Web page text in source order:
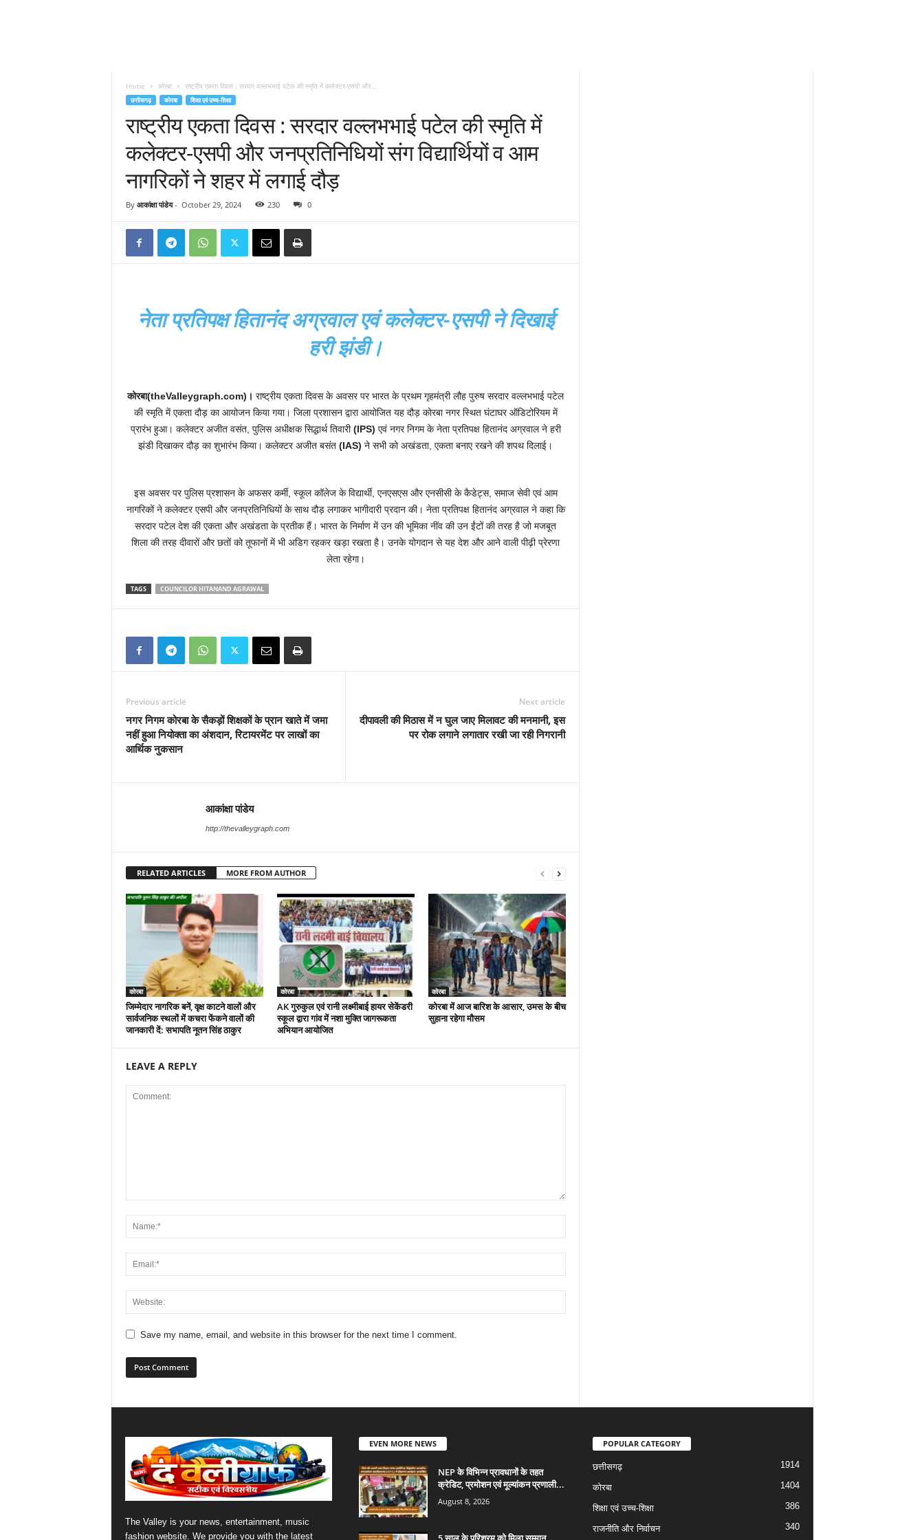
Home कोरबा राष्ट्रीय एकता दिवस : सरदार वल्लभभाई पटेल की स्मृति में कलेक्टर-एसपी और...
छत्तीसगढ़ कोरबा शिक्षा एवं उच्च-शिक्षा
राष्ट्रीय एकता दिवस : सरदार वल्लभभाई पटेल की स्मृति में
कलेक्टर-एसपी और जनप्रतिनिधियों संग विद्यार्थियों व आम
नागरिकों ने शहर में लगाई दौड़
By आकांक्षा पांडेय- October 29, 2024 230 0
नेता प्रतिपक्ष हितानंद अग्रवाल एवं कलेक्टर-एसपी ने दिखाई
हरी झंडी।
कोरबा(theValleygraph.com)। राष्ट्रीय एकता दिवस के अवसर पर भारत के प्रथम गृहमंत्री लौह पुरुष सरदार वल्लभभाई पटेल
की स्मृति में एकता दौड़ का आयोजन किया गया। जिला प्रशासन द्वारा आयोजित यह दौड़ कोरबा नगर स्थित घंटाघर ऑडिटोरियम में
प्रारंभ हुआ। कलेक्टर अजीत वसंत, पुलिस अधीक्षक सिद्धार्थ तिवारी(IPS) एवं नगर निगम के नेता प्रतिपक्ष हितानंद अग्रवाल ने हरी
झंडी दिखाकर दौड़ का शुभारंभ किया। कलेक्टर अजीत बसंत (IAS) ने सभी को अखंडता, एकता बनाए रखने की शपथ दिलाई।
इस अवसर पर पुलिस प्रशासन के अफसर कर्मी, स्कूल कॉलेज के विद्यार्थी, एनएसएस और एनसीसी के कैडेट्स, समाज सेवी एवं आम
नागरिकों ने कलेक्टर एसपी और जनप्रतिनिधियों के साथ दौड़ लगाकर भागीदारी प्रदान की। नेता प्रतिपक्ष हितानंद अग्रवाल ने कहा कि
सरदार पटेल देश की एकता और अखंडता के प्रतीक हैं। भारत के निर्माण में उन की भूमिका नींव की उन ईंटों की तरह है जो मजबूत
शिला की तरह दीवारों और छतों को तूफानों में भी अडिग रहकर खड़ा रखता है। उनके योगदान से यह देश और आने वाली पीढ़ी प्रेरणा
लेता रहेगा।
TAGS COUNCILOR HITANAND AGRAWAL
Previous article
नगर निगम कोरबा के सैकड़ों शिक्षकों के प्रान खाते में जमा
नहीं हुआ नियोक्ता का अंशदान, रिटायरमेंट पर लाखों का
आर्थिक नुकसान
Next article
दीपावली की मिठास में न घुल जाए मिलावट की मनमानी, इस
पर रोक लगाने लगातार रखी जा रही निगरानी
आकांक्षा पांडेय
http://thevalleygraph.com
RELATED ARTICLES MORE FROM AUTHOR
कोरबा
जिम्मेदार नागरिक बनें, वृक्ष काटने वालों और
सार्वजनिक स्थलों में कचरा फेंकने वालों की
जानकारी दें: सभापति नूतन सिंह ठाकुर
कोरबा
AK गुरुकुल एवं रानी लक्ष्मीबाई हायर सेकेंडरी
स्कूल द्वारा गांव में नशा मुक्ति जागरूकता
अभियान आयोजित
कोरबा
कोरबा में आज बारिश के आसार, उमस के बीच
सुहाना रहेगा मौसम
LEAVE A REPLY
Save my name, email, and website in this browser for the next time I comment.
The Valley is your news, entertainment, music
fashion website. We provide you with the latest
EVEN MORE NEWS
NEP के विभिन्न प्रावधानों के तहत
क्रेडिट, प्रमोशन एवं मूल्यांकन प्रणाली...
August 8, 2026
POPULAR CATEGORY
छत्तीसगढ़ 1914
कोरबा 1404
शिक्षा एवं उच्च-शिक्षा 386
राजनीति और निर्वाचन 340